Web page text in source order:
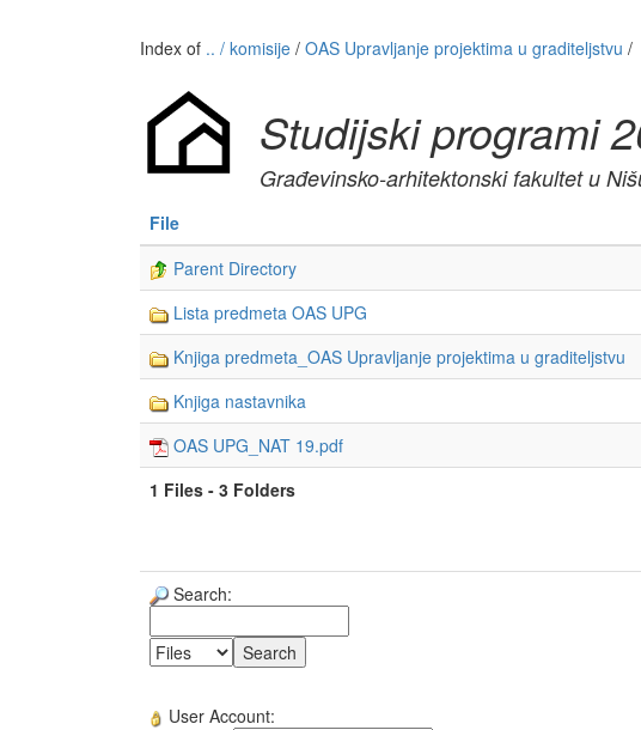
Index of .. / komisije / OAS Upravljanje projektima u graditeljstvu /
Studijski programi
Građevinsko-arhitektonski fakultet u
File
Parent Directory
Lista predmeta OAS UPG
Knjiga predmeta_OAS Upravljanje projektima u graditeljstvu
Knjiga nastavnika
OAS UPG_NAT 19.pdf
1 Files - 3 Folders
Search:
User Account: